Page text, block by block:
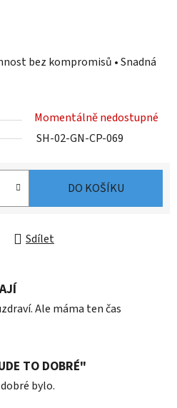
bez kompromisů • Snadná
Momentálně nedostupné
SH-02-GN-CP-069
DO KOŠÍKU
Sdílet
Ale máma ten čas
TO DOBRÉ"
bylo.